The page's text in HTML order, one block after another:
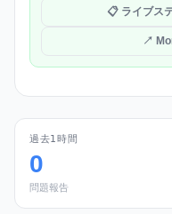
📋 ライブス
↗
過去1時間
0
問題報告